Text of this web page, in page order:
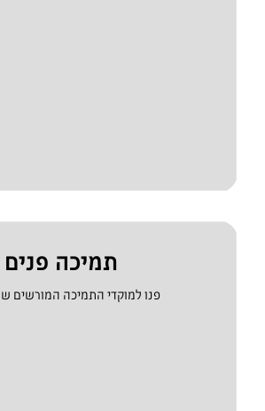
תמיכה
פנו למוקדי התמיכה המורשים